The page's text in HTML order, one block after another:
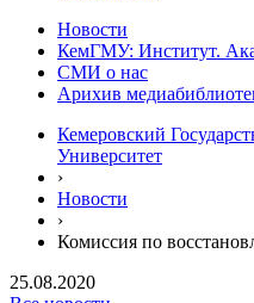
Новости
КемГМУ: Институт.
СМИ о нас
Арихив
Кемеровский
Университет
›
Новости
›
Комиссия по
25.08.2020